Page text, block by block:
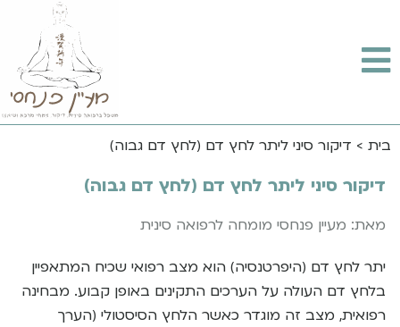
בית > דיקור סיני ליתר לחץ דם (לחץ דם גבוה)
דיקור סיני ליתר לחץ דם (לחץ דם גבוה)
מאת: מעיין פנחסי מומחה לרפואה סינית
יתר לחץ דם (היפרטנסיה) הוא מצב רפואי שכיח המתאפיין
בלחץ דם העולה על הערכים התקינים באופן קבוע. מבחינה
רפואית, מצב זה מוגדר כאשר הלחץ הסיסטולי (הערך